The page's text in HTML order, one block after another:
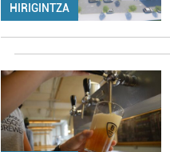
HIRIGINTZA